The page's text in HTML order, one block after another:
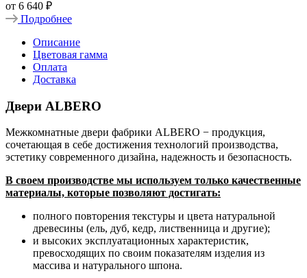
от 6 640 ₽
Подробнее
Описание
Цветовая гамма
Оплата
Доставка
Двери ALBERO
Межкомнатные двери фабрики ALBERO − продукция,
сочетающая в себе достижения технологий производства,
эстетику современного дизайна, надежность и безопасность.
В своем производстве мы используем только качественные
материалы, которые позволяют достигать:
полного повторения текстуры и цвета натуральной
древесины (ель, дуб, кедр, лиственница и другие);
и высоких эксплуатационных характеристик,
превосходящих по своим показателям изделия из
массива и натурального шпона.